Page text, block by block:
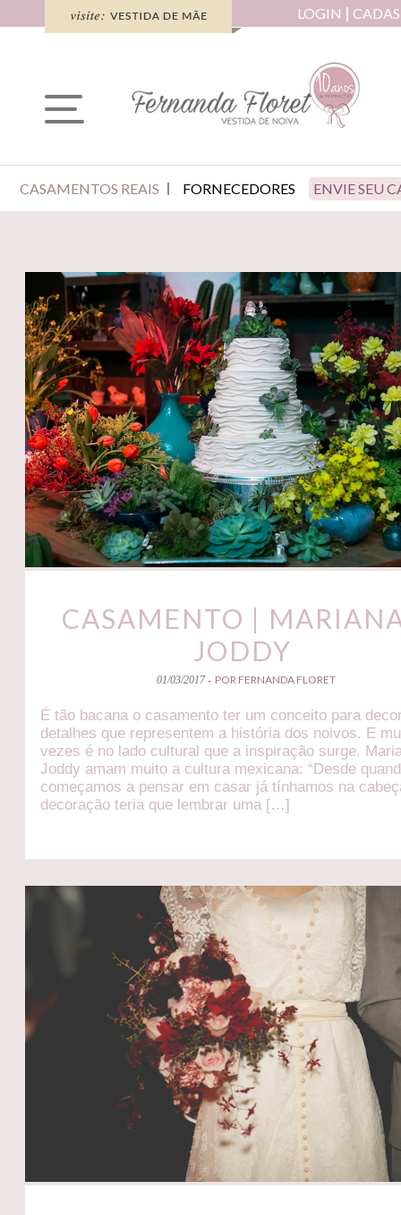
LOGIN
CASAMENTOS REAIS FORNECEDORES ENVIE SEU
CASAMENTO |
JODDY
01/03/2017 - POR FERNANDA FLORET
É tão bacana o casamento ter um conceito para
detalhes que representem a história dos noivos. E
vezes é no lado cultural que a inspiração surge.
Joddy amam muito a cultura mexicana: “Desde
começamos a pensar em casar já tínhamos na
decoração teria que lembrar uma […]